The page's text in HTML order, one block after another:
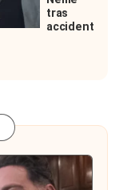
tras
accident